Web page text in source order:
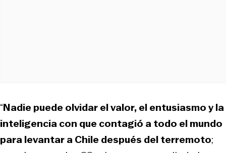
“Nadie puede olvidar el valor, el entusiasmo y la
inteligencia con que contagió a todo el mundo
para levantar a Chile después del terremoto;